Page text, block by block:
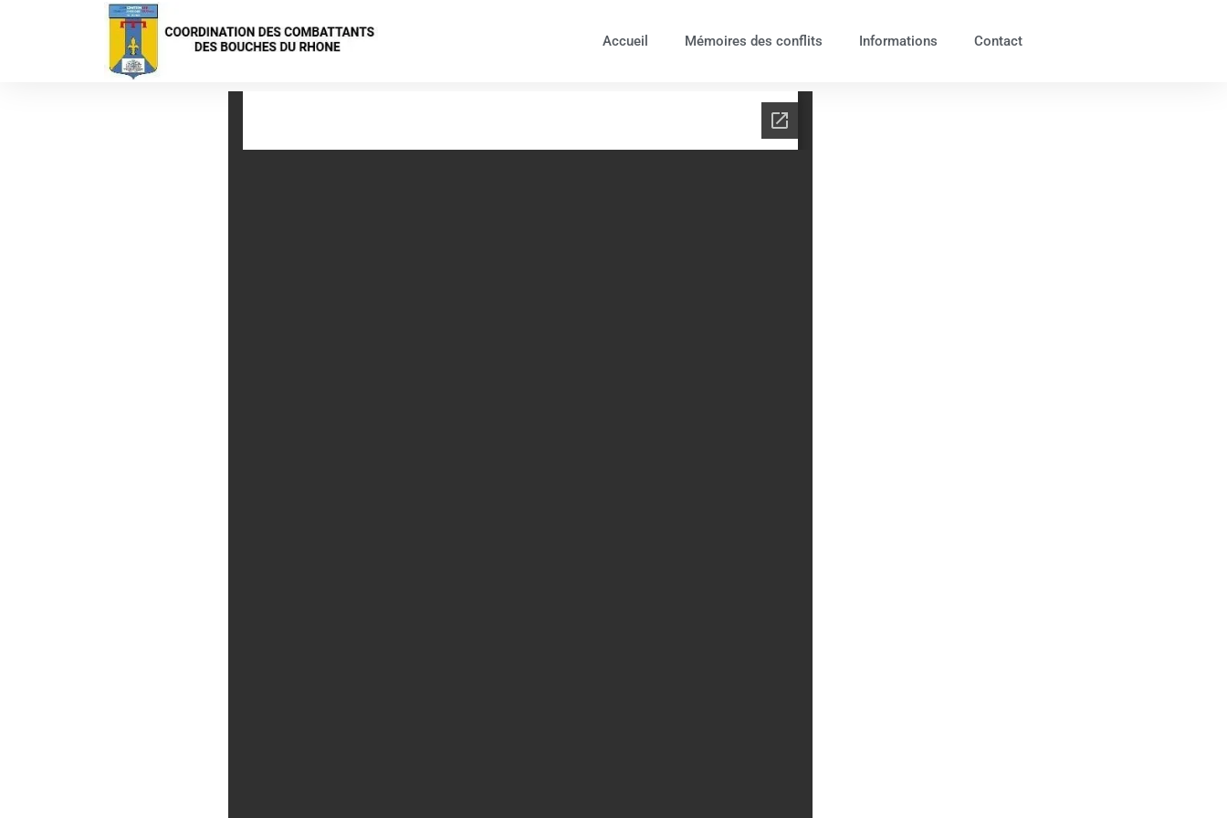
Accueil Mémoires des conflits Informations Contact